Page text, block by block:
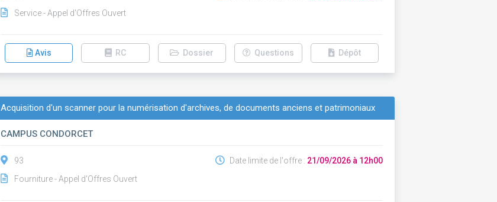
Service - Appel d'Offres Ouvert
Avis RC Dossier Questions Dépôt
Acquisition d'un scanner pour la numérisation d'archives, de documents anciens et patrimoniaux
CAMPUS CONDORCET
93
Fourniture - Appel d'Offres Ouvert
Date limite de l'offre : 21/09/2026 à 12h00